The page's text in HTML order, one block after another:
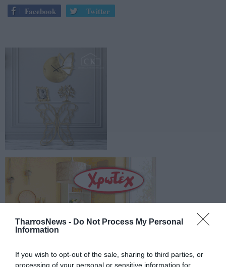
TharrosNews - Do Not Process My Personal
Information
If you wish to opt-out of the sale, sharing to third parties, or
processing of your personal or sensitive information for
Facebook Twitter